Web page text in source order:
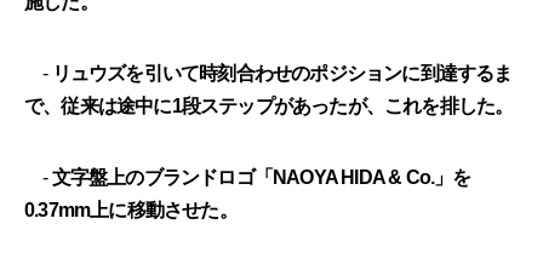
- リュウズを引いて時刻合わせのポジションに到達するま
で、従来は途中に1段ステップがあったが、これを排した。
-文字盤上のブランドロゴ「NAOYA HIDA & Co.」を
0.37mm上に移動させた。